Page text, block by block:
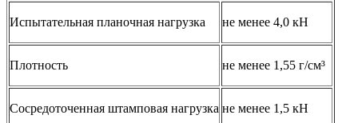
Испытательная планочная нагрузка не менее 4,0 кН
Плотность не менее 1,55 г/см³
Сосредоточенная штамповая нагрузка не менее 1,5 кН